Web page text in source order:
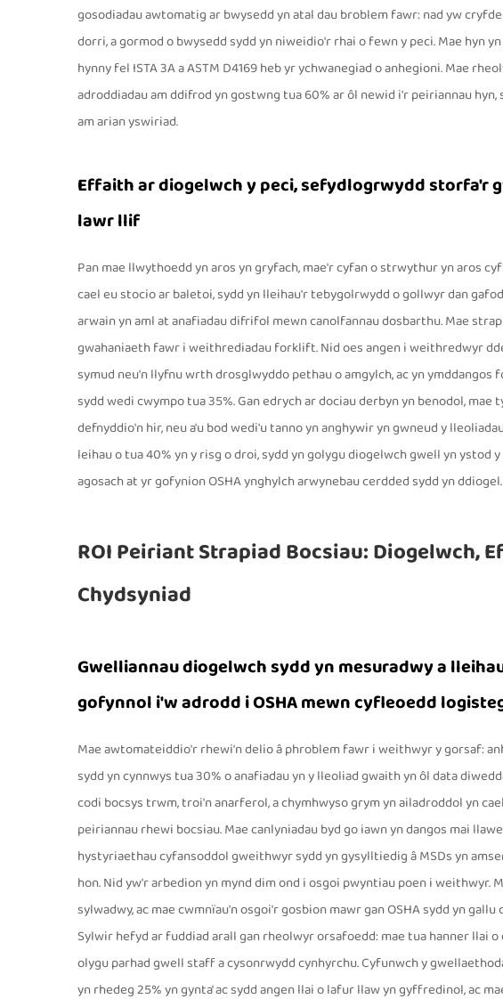
gosodiadau awtomatig ar bwysedd yn atal dau broblem fawr: nad yw
dorri, a gormod o bwysedd sydd yn niweidio'r rhai o fewn y peci. Mae hyn
hynny fel ISTA 3A a ASTM D4169 heb yr ychwanegiad o anhegioni. Mae
adroddiadau am ddifrod yn gostwng tua 60% ar ôl newid i'r peiriannau
am arian yswiriad.
Effaith ar diogelwch y peci, sefydlogrwydd storfa'r
lawr llif
Pan mae llwythoedd yn aros yn gryfach, mae'r cyfan o strwythur yn aros
cael eu stocio ar baletoi, sydd yn lleihau'r tebygolrwydd o gollwyr dan
arwain yn aml at anafiadau difrifol mewn canolfannau dosbarthu. Mae
gwahaniaeth fawr i weithrediadau forklift. Nid oes angen i weithredwyr
symud neu'n llyfnu wrth drosglwyddo pethau o amgylch, ac yn
sydd wedi cwympo tua 35%. Gan edrych ar dociau derbyn yn benodol,
defnyddio'n hir, neu a'u bod wedi'u tanno yn anghywir yn gwneud y
leihau o tua 40% yn y risg o droi, sydd yn golygu diogelwch gwell yn ystod
agosach at yr gofynion OSHA ynghylch arwynebau cerdded sydd yn ddiogel.
ROI Peiriant Strapiad Bocsiau: Diogelwch,
Chydsyniad
Gwelliannau diogelwch sydd yn mesuradwy a
gofynnol i'w adrodd i OSHA mewn cyfleoedd
Mae awtomateiddio'r rhewi'n delio â phroblem fawr i weithwyr y gorsaf:
sydd yn cynnwys tua 30% o anafiadau yn y lleoliad gwaith yn ôl data
codi bocsys trwm, troi'n anarferol, a chymhwyso grym yn ailadroddol yn
peiriannau rhewi bocsiau. Mae canlyniadau byd go iawn yn dangos mai
hystyriaethau cyfansoddol gweithwyr sydd yn gysylltiedig â MSDs yn
hon. Nid yw'r arbedion yn mynd dim ond i osgoi pwyntiau poen i weithwyr.
sylwadwy, ac mae cwmnïau'n osgoi'r gosbion mawr gan OSHA sydd yn
Sylwir hefyd ar fuddiad arall gan rheolwyr orsafoedd: mae tua hanner llai
olygu parhad gwell staff a cysonrwydd cynhyrchu. Cyfunwch y
yn rhedeg 25% yn gynta' ac sydd angen llai o lafur llaw yn gyffredinol, ac